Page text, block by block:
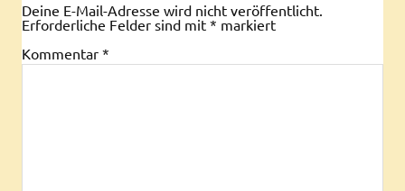
Deine E-Mail-Adresse wird nicht veröffentlicht.
Erforderliche Felder sind mit * markiert
Kommentar *